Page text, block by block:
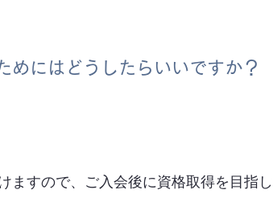
めにはどうしたらいいですか？
ますので、ご入会後に資格取得を目指